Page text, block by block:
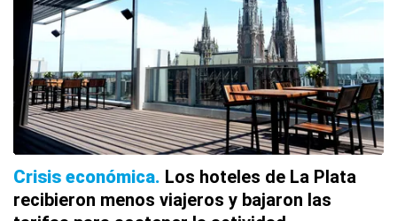
Crisis económica Los hoteles de La Plata
recibieron menos viajeros y bajaron las